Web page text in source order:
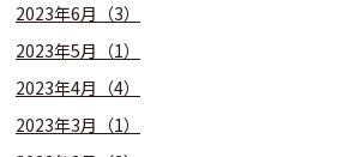
2023年6月（3）
2023年5月（1）
2023年4月（4）
2023年3月（1）